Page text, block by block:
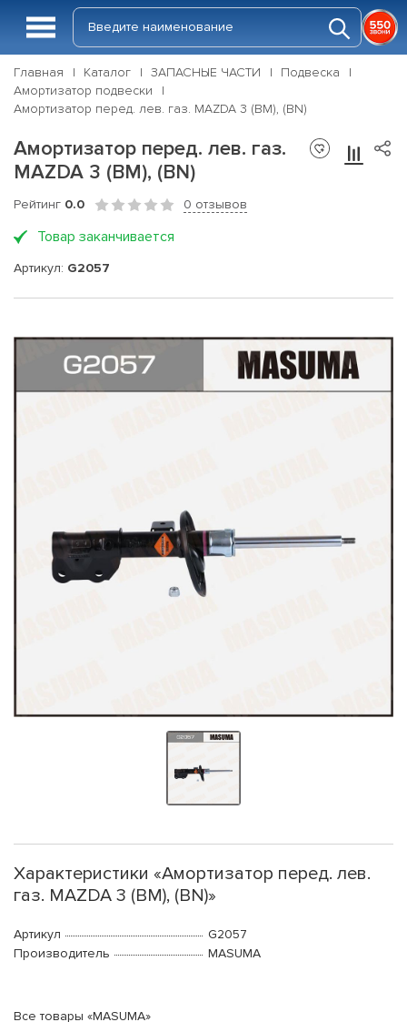
Главная Каталог ЗАПАСНЫЕ ЧАСТИ
Подвеска
Амортизатор подвески
Амортизатор перед. лев. газ. MAZDA 3 (BM), (BN)
Амортизатор перед. лев. газ.
MAZDA 3 (BM), (BN)
Рейтинг 0.0 0 отзывов
Товар заканчивается
Артикул: G2057
Характеристики «Амортизатор перед. лев.
газ. MAZDA 3 (BM), (BN)»
Артикул
G2057
Производитель
MASUMA
Все товары «MASUMA»